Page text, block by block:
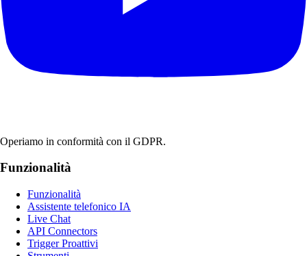
Operiamo in conformità con il GDPR.
Funzionalità
Funzionalità
Assistente telefonico IA
Live Chat
API Connectors
Trigger Proattivi